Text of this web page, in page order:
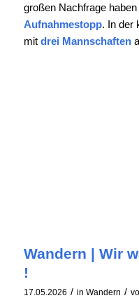
großen Nachfrage
Aufnahmestopp. In der
mit drei Mannschaften
Wandern | Wir
!
17.05.2026 / in Wandern /